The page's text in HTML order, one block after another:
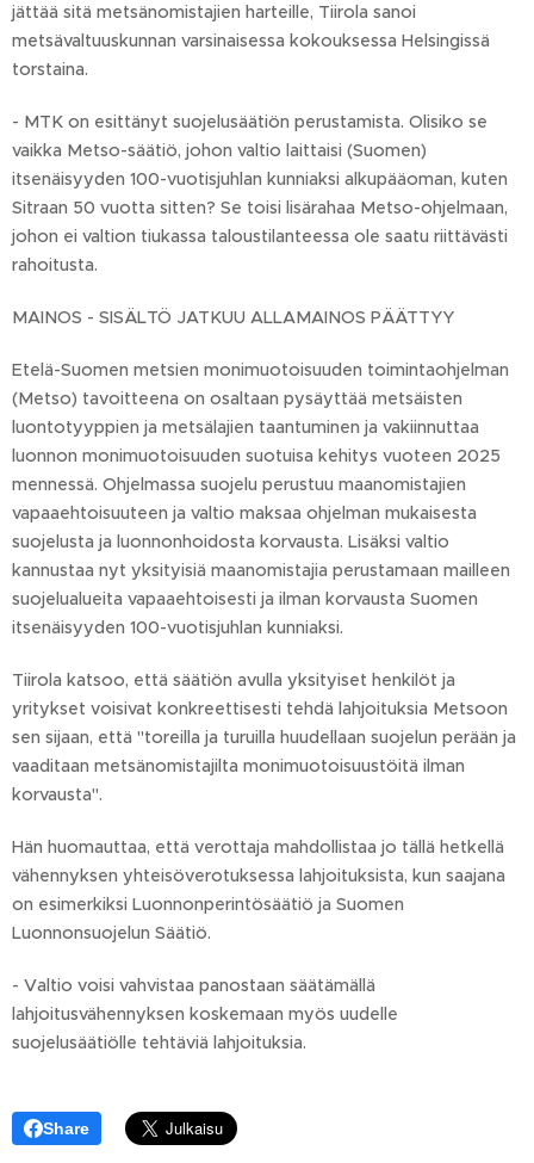
jättää sitä metsänomistajien harteille, Tiirola sanoi
metsävaltuuskunnan varsinaisessa kokouksessa Helsingissä
torstaina.
- MTK on esittänyt suojelusäätiön perustamista. Olisiko se
vaikka Metso-säätiö, johon valtio laittaisi (Suomen)
itsenäisyyden 100-vuotisjuhlan kunniaksi alkupääoman, kuten
Sitraan 50 vuotta sitten? Se toisi lisärahaa Metso-ohjelmaan,
johon ei valtion tiukassa taloustilanteessa ole saatu riittävästi
rahoitusta.
MAINOS - SISÄLTÖ JATKUU ALLAMAINOS PÄÄTTYY
Etelä-Suomen metsien monimuotoisuuden toimintaohjelman
(Metso) tavoitteena on osaltaan pysäyttää metsäisten
luontotyyppien ja metsälajien taantuminen ja vakiinnuttaa
luonnon monimuotoisuuden suotuisa kehitys vuoteen 2025
mennessä. Ohjelmassa suojelu perustuu maanomistajien
vapaaehtoisuuteen ja valtio maksaa ohjelman mukaisesta
suojelusta ja luonnonhoidosta korvausta. Lisäksi valtio
kannustaa nyt yksityisiä maanomistajia perustamaan mailleen
suojelualueita vapaaehtoisesti ja ilman korvausta Suomen
itsenäisyyden 100-vuotisjuhlan kunniaksi.
Tiirola katsoo, että säätiön avulla yksityiset henkilöt ja
yritykset voisivat konkreettisesti tehdä lahjoituksia Metsoon
sen sijaan, että "toreilla ja turuilla huudellaan suojelun perään ja
vaaditaan metsänomistajilta monimuotoisuustöitä ilman
korvausta".
Hän huomauttaa, että verottaja mahdollistaa jo tällä hetkellä
vähennyksen yhteisöverotuksessa lahjoituksista, kun saajana
on esimerkiksi Luonnonperintösäätiö ja Suomen
Luonnonsuojelun Säätiö.
- Valtio voisi vahvistaa panostaan säätämällä
lahjoitusvähennyksen koskemaan myös uudelle
suojelusäätiölle tehtäviä lahjoituksia.
Share